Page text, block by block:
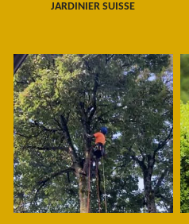
JARDINIER SUISSE